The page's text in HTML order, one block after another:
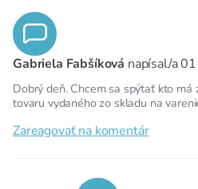
Gabriela Fabšíková napísal/a
Dobrý deň. Chcem sa spýtať kto
tovaru vydaného zo skladu na
Zareagovať na komentár